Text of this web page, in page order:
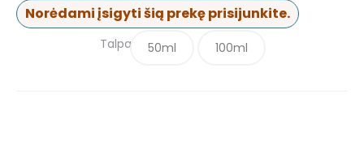
Norėdami įsigyti šią prekę prisijunkite.
Talpa 50ml 100ml